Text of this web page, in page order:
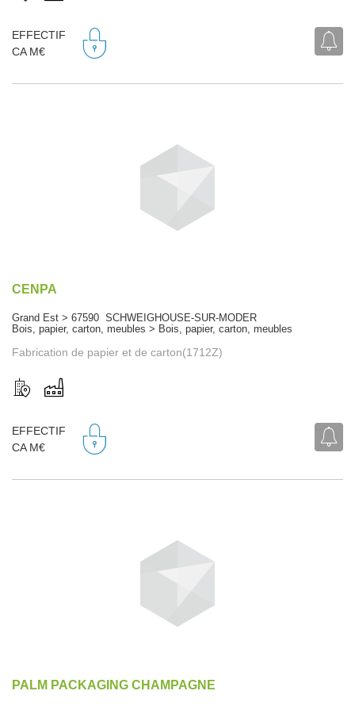
EFFECTIF
CA M€
CENPA
Grand Est > 67590 SCHWEIGHOUSE-SUR-MODER
Bois, papier, carton, meubles > Bois, papier, carton, meubles
Fabrication de papier et de carton(1712Z)
EFFECTIF
CA M€
PALM PACKAGING CHAMPAGNE